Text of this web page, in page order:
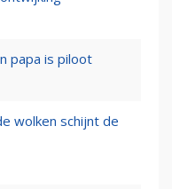
papa is piloot
wolken schijnt de